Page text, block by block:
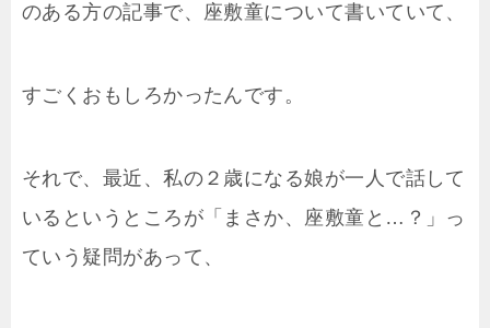
のある方の記事で、座敷童について書いていて、
すごくおもしろかったんです。
それで、最近、私の２歳になる娘が一人で話して
いるというところが「まさか、座敷童と…？」っ
ていう疑問があって、